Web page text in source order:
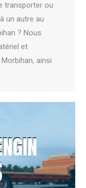
transporter ou
un autre au
? Nous
et
ainsi